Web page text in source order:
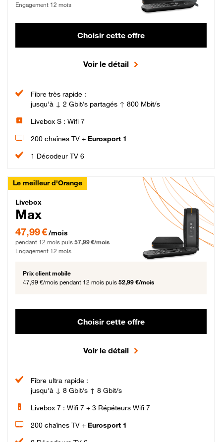
Engagement 12 mois
Choisir cette offre
Voir le détail
Fibre très rapide :
jusqu'à ↓ 2 Gbit/s partagés ↑ 800 Mbit/s
Livebox S : Wifi 7
200 chaînes TV + Eurosport 1
1 Décodeur TV 6
Le meilleur d'Orange
Livebox Max Fibre
Livebox
Max
47,99 € par mois pendant 12 mois puis 57,99 € par mois, Engagement 12 mois
47,99 €/mois
pendant 12 mois puis 57,99 €/mois
Engagement 12 mois
Prix client mobile
47,99 €/mois pendant 12 mois puis 52,99 €/mois
Choisir cette offre
Voir le détail
Fibre ultra rapide :
jusqu'à ↓ 8 Gbit/s ↑ 8 Gbit/s
Livebox 7 : Wifi 7 + 3 Répéteurs Wifi 7
200 chaînes TV + Eurosport 1